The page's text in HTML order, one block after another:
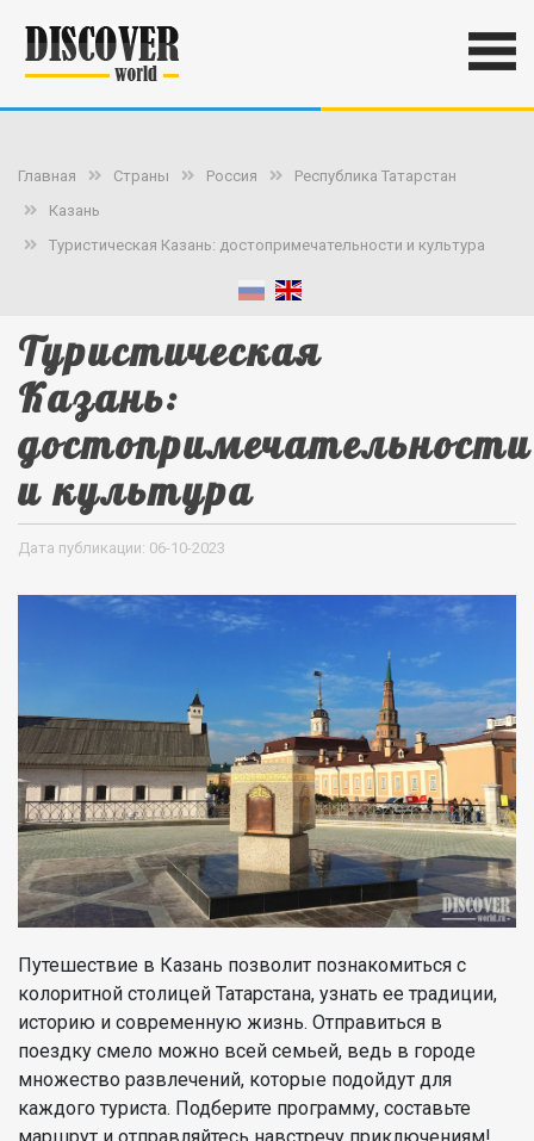
Главная Страны Россия
Республика Татарстан
Казань
Туристическая Казань: достопримечательности и культура
Туристическая
Казань:
достопримечательности
и культура
Дата публикации: 06-10-2023
Путешествие в Казань позволит познакомиться с
колоритной столицей Татарстана, узнать ее традиции,
историю и современную жизнь. Отправиться в
поездку смело можно всей семьей, ведь в городе
множество развлечений, которые подойдут для
каждого туриста. Подберите программу, составьте
маршрут и отправляйтесь навстречу приключениям!